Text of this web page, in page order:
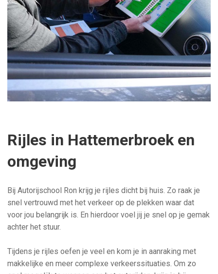
Rijles in Hattemerbroek en
omgeving
Bij Autorijschool Ron krijg je rijles dicht bij huis. Zo raak je
snel vertrouwd met het verkeer op de plekken waar dat
voor jou belangrijk is. En hierdoor voel jij je snel op je gemak
achter het stuur.
Tijdens je rijles oefen je veel en kom je in aanraking met
makkelijke en meer complexe verkeerssituaties. Om zo